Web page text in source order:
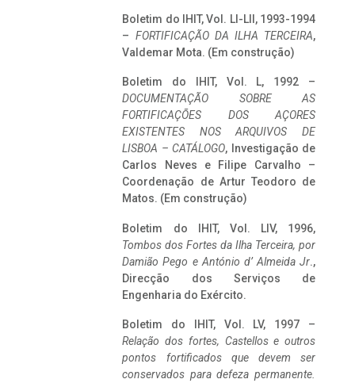
Boletim do IHIT, Vol. LI-LII, 1993-1994
– FORTIFICAÇÃO DA ILHA TERCEIRA,
Valdemar Mota. (Em construção)
Boletim do IHIT, Vol. L, 1992 –
DOCUMENTAÇÃO SOBRE AS
FORTIFICAÇÕES DOS AÇORES
EXISTENTES NOS ARQUIVOS DE
LISBOA – CATÁLOGO, Investigação de
Carlos Neves e Filipe Carvalho –
Coordenação de Artur Teodoro de
Matos. (Em construção)
Boletim do IHIT, Vol. LIV, 1996,
Tombos dos Fortes da Ilha Terceira, por
Damião Pego e António d’ Almeida Jr.,
Direcção dos Serviços de
Engenharia do Exército.
Boletim do IHIT, Vol. LV, 1997 –
Relação dos fortes, Castellos e outros
pontos fortificados que devem ser
conservados para defeza permanente.